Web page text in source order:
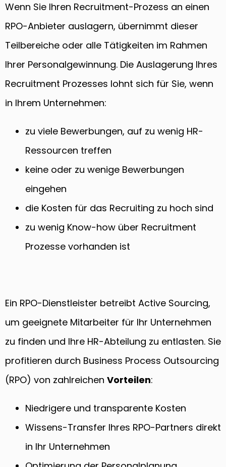
Wenn Sie Ihren Recruitment-Prozess an einen
RPO-Anbieter auslagern, übernimmt dieser
Teilbereiche oder alle Tätigkeiten im Rahmen
Ihrer Personalgewinnung. Die Auslagerung Ihres
Recruitment Prozesses lohnt sich für Sie, wenn
in Ihrem Unternehmen:
zu viele Bewerbungen, auf zu wenig HR-
Ressourcen treffen
keine oder zu wenige Bewerbungen
eingehen
die Kosten für das Recruiting zu hoch sind
zu wenig Know-how über Recruitment
Prozesse vorhanden ist
Ein RPO-Dienstleister betreibt Active Sourcing,
um geeignete Mitarbeiter für Ihr Unternehmen
zu finden und Ihre HR-Abteilung zu entlasten. Sie
profitieren durch Business Process Outsourcing
(RPO) von zahlreichen Vorteilen:
Niedrigere und transparente Kosten
Wissens-Transfer Ihres RPO-Partners direkt
in Ihr Unternehmen